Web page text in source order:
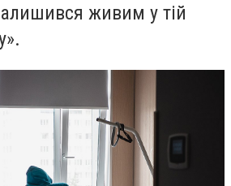
живим у тій